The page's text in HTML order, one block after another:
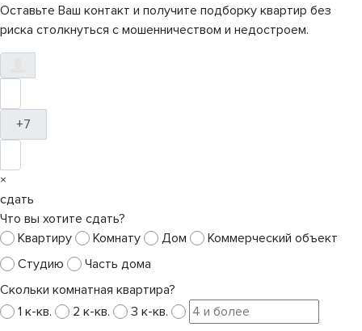
Оставьте Ваш контакт и получите подборку квартир без
риска столкнуться с мошенничеством и недостроем.
+7
×
сдать
Что вы хотите сдать?
Квартиру
Комнату Дом
Коммерческий объект
Студию
Часть дома
Скольки комнатная квартира?
1 к-кв.
2 к-кв.
3 к-кв.